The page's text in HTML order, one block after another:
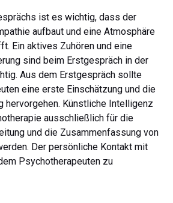
ist es wichtig, dass der
aufbaut und eine Atmosphäre
Ein aktives Zuhören und eine
sind beim Erstgespräch in der
Aus dem Erstgespräch sollte
eine erste Einschätzung und die
hervorgehen. Künstliche Intelligenz
ausschließlich für die
und die Zusammenfassung von
Der persönliche Kontakt mit
Psychotherapeuten zu